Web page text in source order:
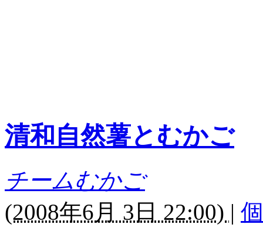
清和自然薯とむかご
チームむかご
(2008年6月 3日 22:00) |